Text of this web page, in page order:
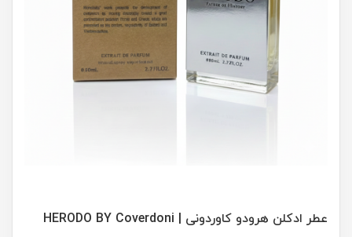
عطر ادکلن هرودو کاوردونی | HERODO BY Coverdoni